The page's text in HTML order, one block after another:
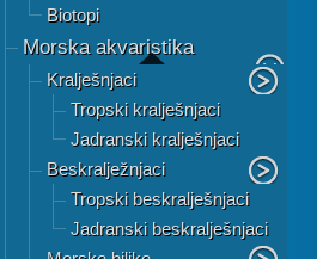
Biotopi
Morska akvaristika
Kralješnjaci
Tropski kralješnjaci
Jadranski kralješnjaci
Beskralježnjaci
Tropski beskralješnjaci
Jadranski beskralješnjaci